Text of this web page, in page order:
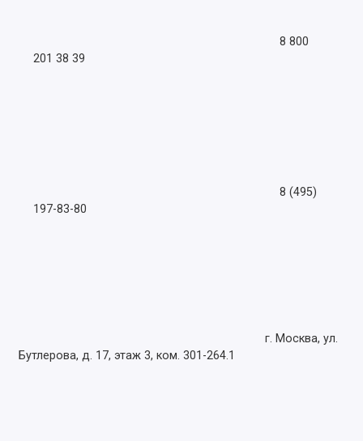
8 800
201 38 39
8 (495)
197-83-80
г. Москва, ул.
Бутлерова, д. 17, этаж 3, ком. 301-264.1